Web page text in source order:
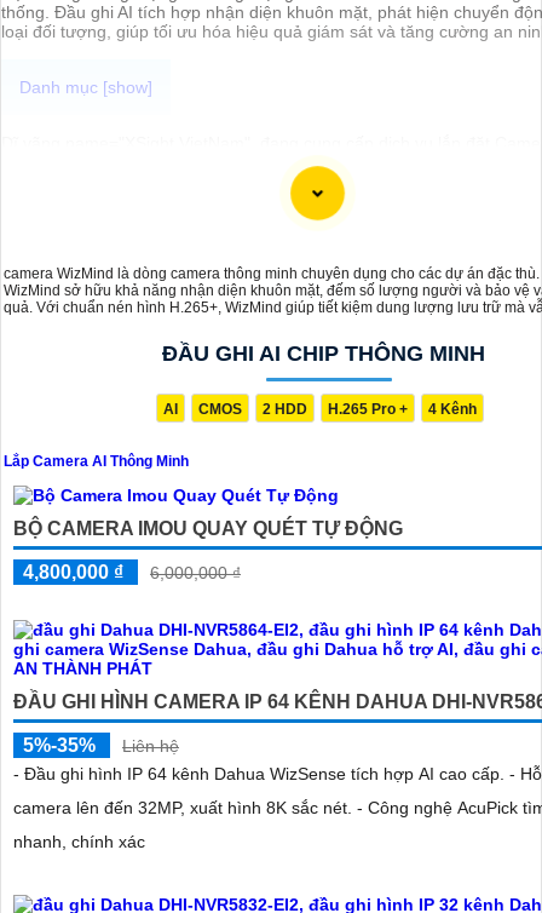
thống. Đầu ghi AI tích hợp nhận diện khuôn mặt, phát hiện chuyển
loại đối tượng, giúp tối ưu hóa hiệu quả giám sát và tăng cường an
Minh Chuyên nghiệp cho dự án của bạn. Họ có kinh nghiệm và
trong lĩnh vực này và cam kết mang đến cho bạn giải pháp an toàn
Bạn có thể liên hệ với XSight VietNam để được tư vấn và báo giá chi
camera WizMind là dòng camera thông minh chuyên dụng cho các dự án đặc
WizMind sở hữu khả năng nhận diện khuôn mặt, đếm số lượng người và bảo vệ
quả. Với chuẩn nén hình H.265+, WizMind giúp tiết kiệm dung lượng lưu trữ mà
khả nghi, là giải pháp hoàn hảo cho hệ thống giám sát an ninh.
ĐẦU GHI AI CHIP THÔNG MINH
AI CMOS 2 HDD H.265 Pro + 4 Kênh
Lắp Camera AI Thông Minh
BỘ CAMERA IMOU QUAY QUÉT TỰ ĐỘNG
4,800,000 ₫ 6,000,000 ₫
ĐẦU GHI HÌNH CAMERA IP 64 KÊNH DAHUA DHI-
5%-35%
Liên hệ
- Đầu ghi hình IP 64 kênh Dahua WizSense tích hợp AI cao cấp. -
camera lên đến 32MP, xuất hình 8K sắc nét. - Công nghệ AcuPick
nhanh, chính xác